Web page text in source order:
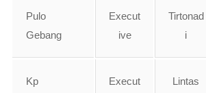
Pulo
Gebang
Execut
ive
Tirtonad
i
Kp
Execut
Lintas